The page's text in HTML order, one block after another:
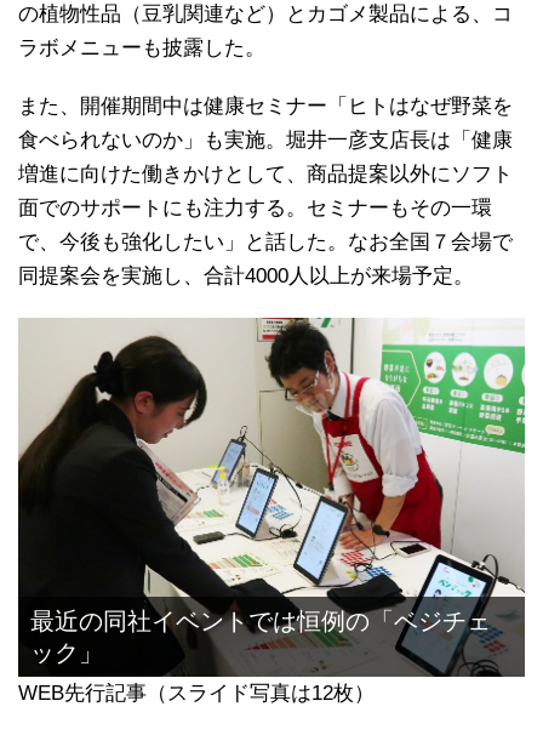
の植物性品（豆乳関連など）とカゴメ製品による、コ
ラボメニューも披露した。
また、開催期間中は健康セミナー「ヒトはなぜ野菜を
食べられないのか」も実施。堀井一彦支店長は「健康
増進に向けた働きかけとして、商品提案以外にソフト
面でのサポートにも注力する。セミナーもその一環
で、今後も強化したい」と話した。なお全国７会場で
同提案会を実施し、合計4000人以上が来場予定。
最近の同社イベントでは恒例の「ベジチェ
ック」
WEB先行記事（スライド写真は12枚）